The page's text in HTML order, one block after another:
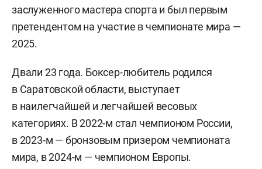
заслуженного мастера спорта и был первым
претендентом на участие в чемпионате мира —
2025.
Двали 23 года. Боксер-любитель родился
в Саратовской области, выступает
в наилегчайшей и легчайшей весовых
категориях. В 2022-м стал чемпионом России,
в 2023-м — бронзовым призером чемпионата
мира, в 2024-м — чемпионом Европы.